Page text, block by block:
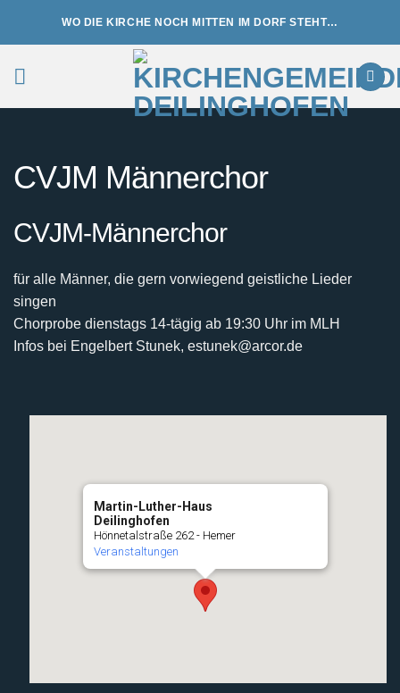
WO DIE KIRCHE NOCH MITTEN IM DORF STEHT…
CVJM Männerchor
CVJM-Männerchor
für alle Männer, die gern vorwiegend geistliche Lieder
singen
Chorprobe dienstags 14-tägig ab 19:30 Uhr im MLH
Infos bei Engelbert Stunek, estunek@arcor.de
Martin-Luther-Haus
Deilinghofen
Hönnetalstraße 262 - Hemer
Veranstaltungen